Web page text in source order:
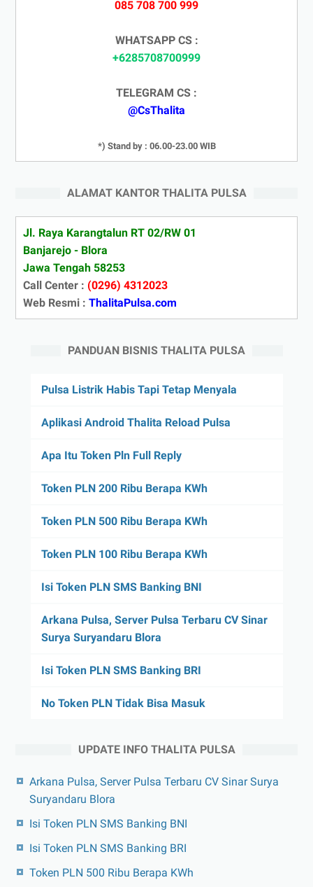
085 708 700 999
WHATSAPP CS :
+6285708700999
TELEGRAM CS :
@CsThalita
*) Stand by : 06.00-23.00 WIB
ALAMAT KANTOR THALITA PULSA
Jl. Raya Karangtalun RT 02/RW 01
Banjarejo - Blora
Jawa Tengah 58253
Call Center : (0296) 4312023
Web Resmi : ThalitaPulsa.com
PANDUAN BISNIS THALITA PULSA
Pulsa Listrik Habis Tapi Tetap Menyala
Aplikasi Android Thalita Reload Pulsa
Apa Itu Token Pln Full Reply
Token PLN 200 Ribu Berapa KWh
Token PLN 500 Ribu Berapa KWh
Token PLN 100 Ribu Berapa KWh
Isi Token PLN SMS Banking BNI
Arkana Pulsa, Server Pulsa Terbaru CV Sinar
Surya Suryandaru Blora
Isi Token PLN SMS Banking BRI
No Token PLN Tidak Bisa Masuk
UPDATE INFO THALITA PULSA
Arkana Pulsa, Server Pulsa Terbaru CV Sinar Surya
Suryandaru Blora
Isi Token PLN SMS Banking BNI
Isi Token PLN SMS Banking BRI
Token PLN 500 Ribu Berapa KWh